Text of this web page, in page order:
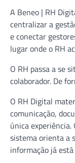
A Beneo | RH
centralizar a
e conectar
lugar onde o RH
O RH passa a se
colaborador. De
O RH Digital
comunicação,
única
sistema orienta a
informação já